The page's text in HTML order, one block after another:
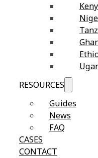
RESOURCES
Guides
News
FAQ
CASES
CONTACT